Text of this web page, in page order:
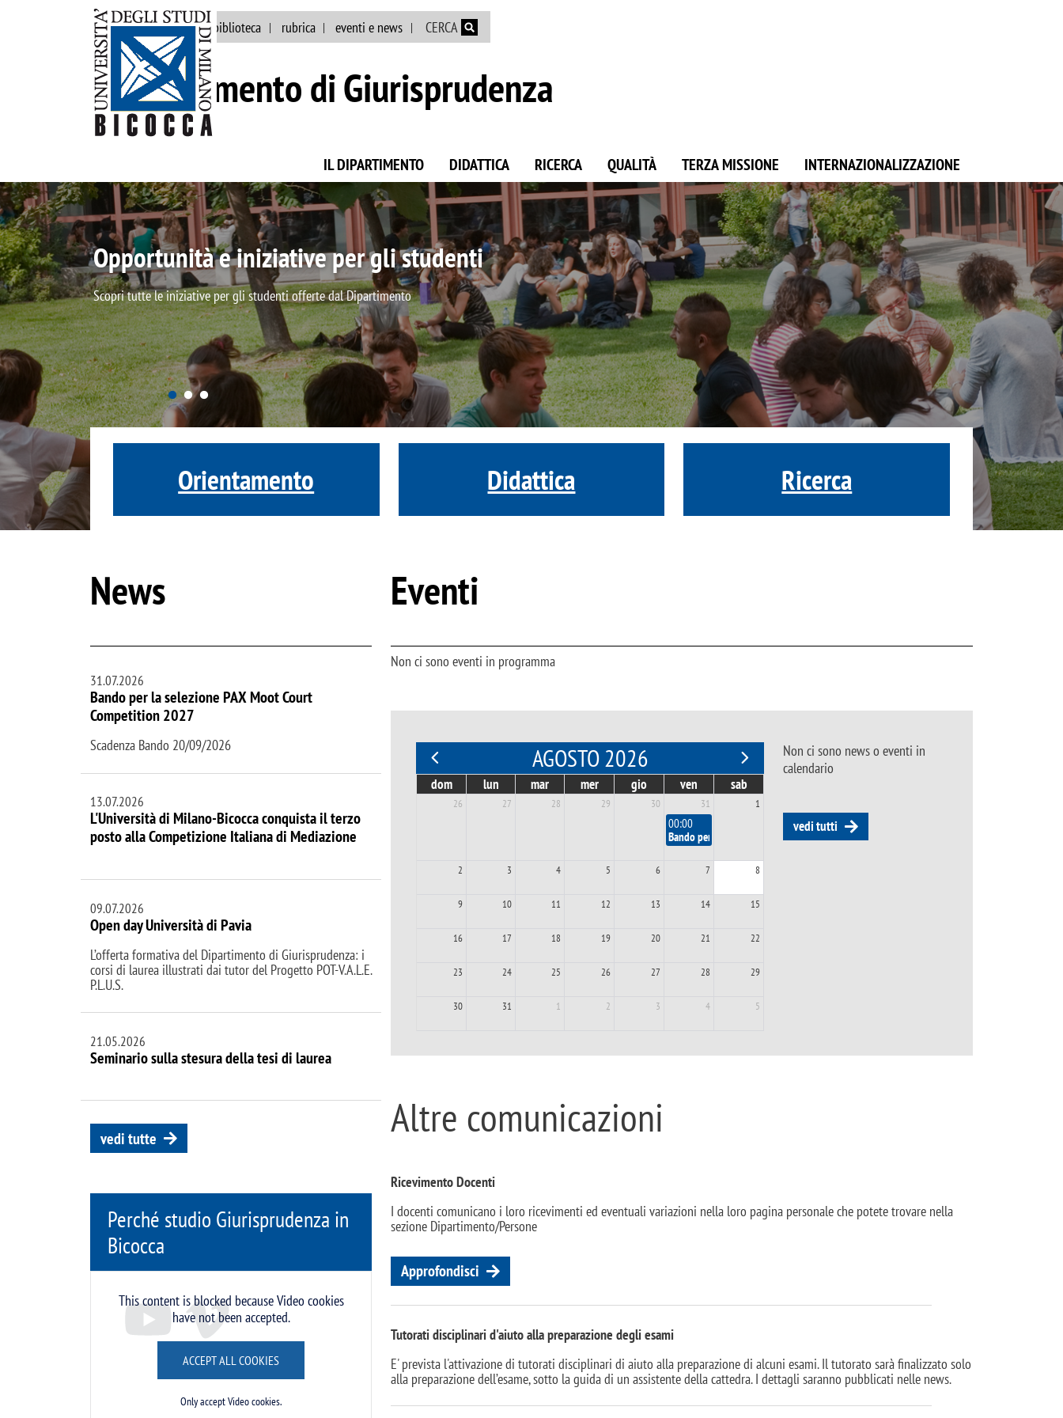
ateneo persone biblioteca rubrica eventi e news CERCA
Dipartimento di Giurisprudenza
IL DIPARTIMENTO DIDATTICA RICERCA QUALITÀ TERZA MISSIONE INTERNAZIONALIZZAZIONE
Osservatorio sull'Università
L'Osservatorio: un nuovo punto di vista sull'Università
Orientamento Didattica Ricerca
News
31.07.2026
Bando per la selezione PAX Moot Court
Competition 2027
Scadenza Bando 20/09/2026
13.07.2026
L'Università di Milano-Bicocca conquista il terzo
posto alla Competizione Italiana di Mediazione
09.07.2026
Open day Università di Pavia
L’offerta formativa del Dipartimento di Giurisprudenza: i
corsi di laurea illustrati dai tutor del Progetto POT-V.A.L.E.
P.L.U.S.
21.05.2026
Seminario sulla stesura della tesi di laurea
vedi tutte
Perché studio Giurisprudenza in
Bicocca
This content is blocked because Video cookies
have not been accepted.
ACCEPT ALL COOKIES
Only accept Video cookies.
Eventi
Non ci sono eventi in programma
AGOSTO 2026
dom lun mar mer gio ven sab
26 27 28 29 30 31
00:00
Bando per la selezione PAX Moot Court Competition 2027
1
2 3 4 5 6 7 8
9 10 11 12 13 14 15
16 17 18 19 20 21 22
23 24 25 26 27 28 29
30 31 1 2 3 4 5
Non ci sono news o eventi in
calendario
vedi tutti
Altre comunicazioni
Ricevimento Docenti
I docenti comunicano i loro ricevimenti ed eventuali variazioni nella loro pagina personale che potete trovare nella
sezione Dipartimento/Persone
Approfondisci
Tutorati disciplinari d'aiuto alla preparazione degli esami
E' prevista l'attivazione di tutorati disciplinari di aiuto alla preparazione di alcuni esami. Il tutorato sarà finalizzato solo
alla preparazione dell’esame, sotto la guida di un assistente della cattedra. I dettagli saranno pubblicati nelle news.